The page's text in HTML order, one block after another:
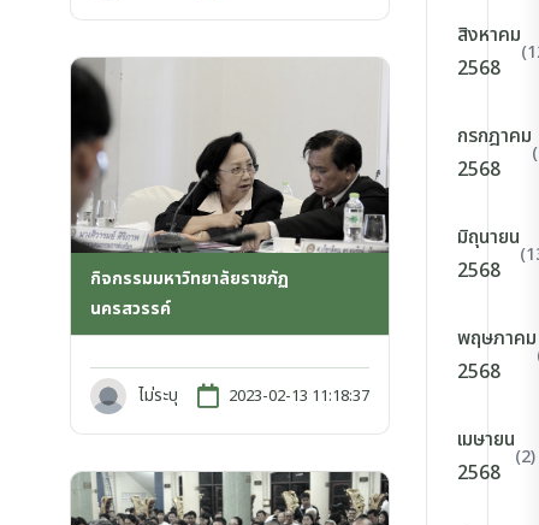
กิจกรรมมหาวิทยาลัยราชภัฏ
นครสวรรค์
ไม่ระบุ 2023-02-13 11:18:37
สิงหาคม
2568
กรกฎาคม
2568
มิถุนายน
2568
พฤษภาคม
2568
เมษายน
2568
(2)